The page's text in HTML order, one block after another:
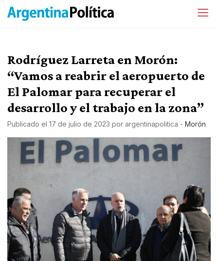
Rodríguez Larreta en Morón:
“Vamos a reabrir el aeropuerto de
El Palomar para recuperar el
desarrollo y el trabajo en la zona”
Publicado el 17 de julio de 2023 por argentinapolitica - Morón